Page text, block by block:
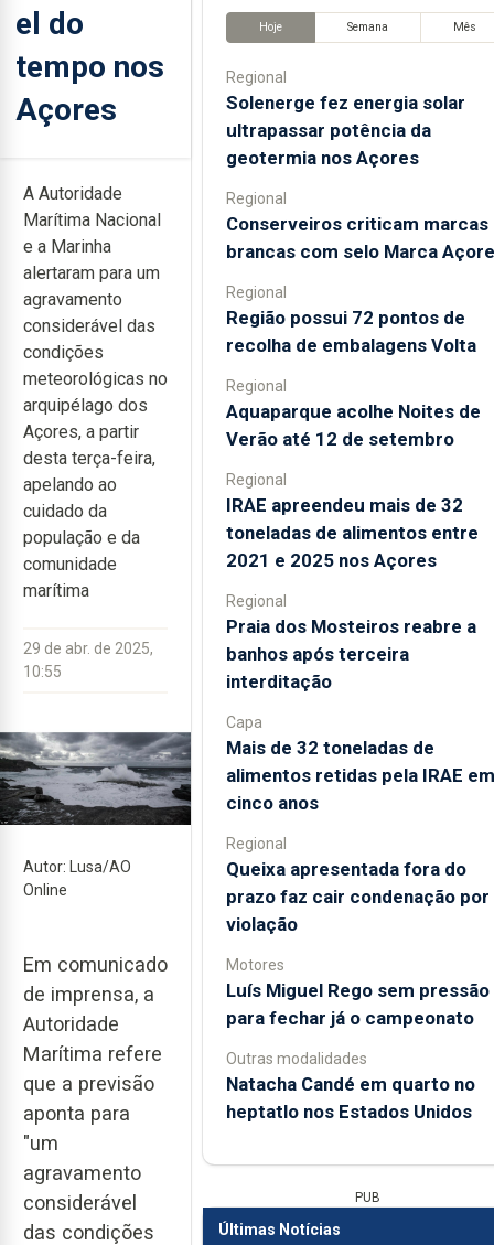
el do
tempo nos
Açores
A Autoridade
Marítima Nacional
e a Marinha
alertaram para um
agravamento
considerável das
condições
meteorológicas no
arquipélago dos
Açores, a partir
desta terça-feira,
apelando ao
cuidado da
população e da
comunidade
marítima
29 de abr. de 2025,
10:55
Autor: Lusa/AO
Online
Em comunicado
de imprensa, a
Autoridade
Marítima refere
que a previsão
aponta para
"um
agravamento
considerável
das condições
Hoje Semana Mês
Regional
Solenerge fez energia solar
ultrapassar potência da
geotermia nos Açores
Regional
Conserveiros criticam marcas
brancas com selo Marca
Regional
Região possui 72 pontos de
recolha de embalagens Volta
Regional
Aquaparque acolhe Noites de
Verão até 12 de setembro
Regional
IRAE apreendeu mais de 32
toneladas de alimentos entre
2021 e 2025 nos Açores
Regional
Praia dos Mosteiros reabre a
banhos após terceira
interditação
Capa
Mais de 32 toneladas de
alimentos retidas pela IRAE em
cinco anos
Regional
Queixa apresentada fora do
prazo faz cair condenação por
violação
Motores
Luís Miguel Rego sem pressão
para fechar já o campeonato
Outras modalidades
Natacha Candé em quarto no
heptatlo nos Estados Unidos
PUB
Últimas Notícias